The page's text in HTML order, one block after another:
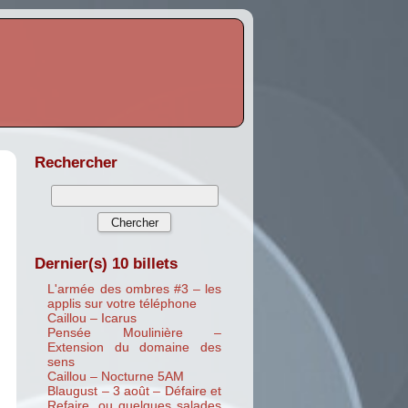
Rechercher
Dernier(s) 10 billets
L'armée des ombres #3 – les
applis sur votre téléphone
Caillou – Icarus
Pensée Moulinière –
Extension du domaine des
sens
Caillou – Nocturne 5AM
Blaugust – 3 août – Défaire et